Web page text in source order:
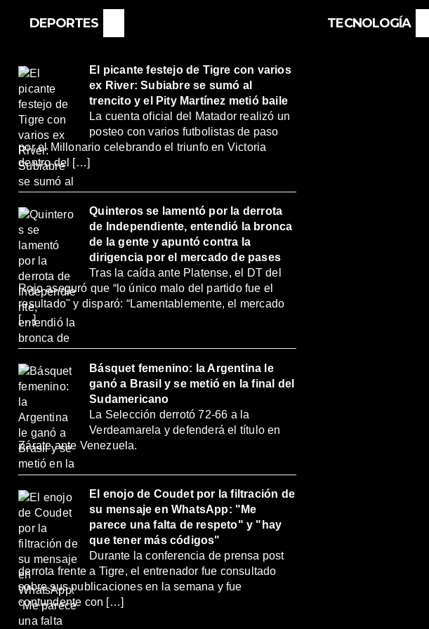
DEPORTES
El picante festejo de Tigre con varios
ex River: Subiabre se sumó al
trencito y el Pity Martínez metió baile
La cuenta oficial del Matador realizó un
posteo con varios futbolistas de paso
por el Millonario celebrando el triunfo en Victoria
dentro del […]
Quinteros se lamentó por la derrota
de Independiente, entendió la bronca
de la gente y apuntó contra la
dirigencia por el mercado de pases
Tras la caída ante Platense, el DT del
Rojo aseguró que “lo único malo del partido fue el
resultado" y disparó: “Lamentablemente, el mercado
[…]
Básquet femenino: la Argentina le
ganó a Brasil y se metió en la final del
Sudamericano
La Selección derrotó 72-66 a la
Verdeamarela y defenderá el título en
Zárate ante Venezuela.
El enojo de Coudet por la filtración de
su mensaje en WhatsApp: "Me
parece una falta de respeto" y "hay
que tener más códigos"
Durante la conferencia de prensa post
derrota frente a Tigre, el entrenador fue consultado
sobre sus publicaciones en la semana y fue
contundente con […]
TECNOLOGÍA